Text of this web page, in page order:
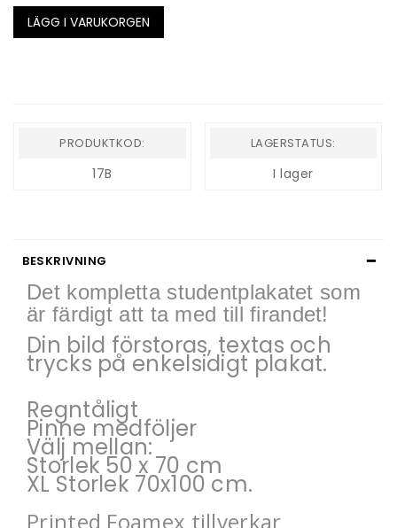
LÄGG I VARUKORGEN
PRODUKTKOD:
17B
LAGERSTATUS:
I lager
BESKRIVNING
Det kompletta studentplakatet som
är färdigt att ta med till firandet!
Din bild förstoras, textas och
trycks på enkelsidigt plakat.
Regntåligt
Pinne medföljer
Välj mellan:
Storlek 50 x 70 cm
XL Storlek 70x100 cm.
Printed Foamex tillverkar